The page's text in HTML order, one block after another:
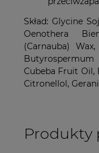
Skład: Glycine
Oenothera
(Carnauba)
Cubeba Fruit Oil,
Citronellol,
Produkty